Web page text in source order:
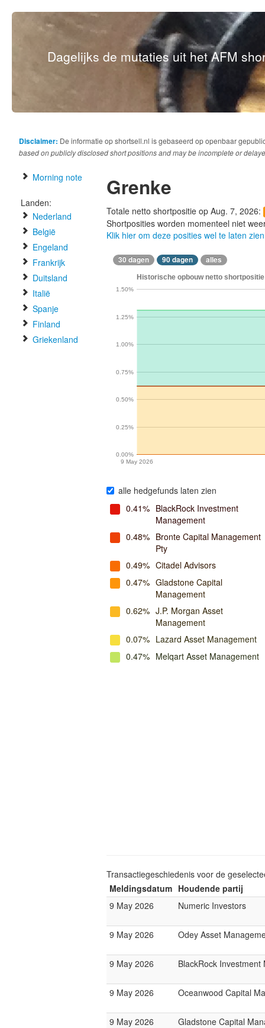
Dagelijks de mutaties uit het AFM
Disclaimer: De informatie op shortsell.nl is gebaseerd op openbaar
based on publicly disclosed short positions and may be incomplete or
Morning note
Landen:
Nederland
België
Engeland
Frankrijk
Duitsland
Italië
Spanje
Finland
Griekenland
Grenke
Totale netto shortpositie op Aug. 7, 2026:
Shortposities worden momenteel niet
Klik hier om deze posities wel te laten zien
30 dagen 90 dagen alles
Historische opbouw netto
9 May 2026
0.00%
0.25%
0.50%
0.75%
1.00%
1.25%
1.50%
alle hedgefunds laten zien
0.41% BlackRock Investment
Management
0.48% Bronte Capital Management
Pty
0.49% Citadel Advisors
0.47% Gladstone Capital
Management
0.62% J.P. Morgan Asset
Management
0.07% Lazard Asset Management
0.47% Melqart Asset Management
Transactiegeschiedenis voor de
Meldingsdatum Houdende partij
9 May 2026
Numeric Investors
9 May 2026 Odey Asset
9 May 2026 BlackRock Investment
9 May 2026 Oceanwood Capital
9 May 2026 Gladstone Capital